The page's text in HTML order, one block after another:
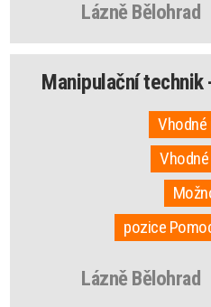
Lázně Bělohrad
Manipulační technik
Vhodné
pozice
Lázně Bělohrad